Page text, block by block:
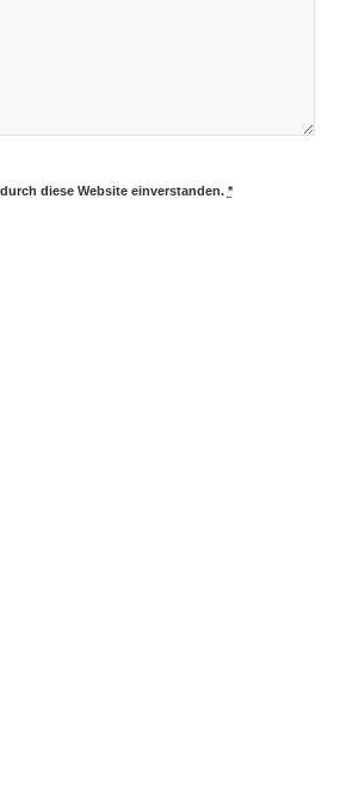
diese Website einverstanden. *